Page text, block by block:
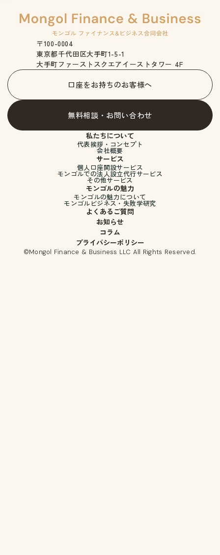
〒100-0004
東京都千代田区大手町1-5-1
大手町ファーストスクエアイーストタワー 4F
口座をお持ちのお客様へ
無料相談・お問い合わせ
私たちについて
代表挨拶・コンセプト
会社概要
サービス
個人口座開設サービス
モンゴルでの法人設立代行サービス
その他サービス
モンゴルの魅力
モンゴルの魅力について
モンゴルビジネス・失敗学研究
よくあるご質問
お知らせ
コラム
プライバシーポリシー
©︎Mongol Finance & Business LLC All Rights Reserved.